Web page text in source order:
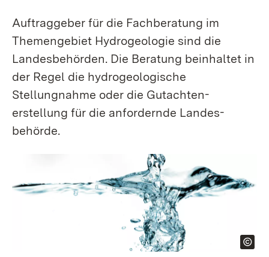
Auftraggeber für die Fachberatung im
Themengebiet Hydrogeologie sind die
Landesbehörden. Die Beratung beinhaltet in
der Regel die hydrogeologische
Stellungnahme oder die Gutachten­
erstellung für die anfordernde Landes­
behörde.